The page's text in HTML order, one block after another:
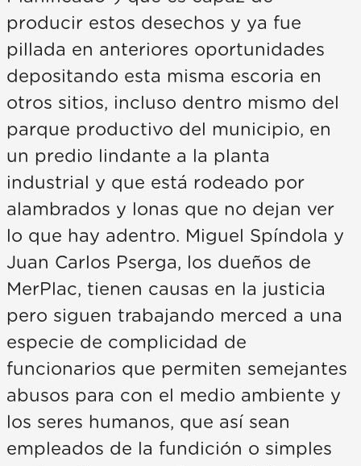
producir estos desechos y ya fue
pillada en anteriores oportunidades
depositando esta misma escoria en
otros sitios, incluso dentro mismo del
parque productivo del municipio, en
un predio lindante a la planta
industrial y que está rodeado por
alambrados y lonas que no dejan ver
lo que hay adentro. Miguel Spíndola y
Juan Carlos Pserga, los dueños de
MerPlac, tienen causas en la justicia
pero siguen trabajando merced a una
especie de complicidad de
funcionarios que permiten semejantes
abusos para con el medio ambiente y
los seres humanos, que así sean
empleados de la fundición o simples